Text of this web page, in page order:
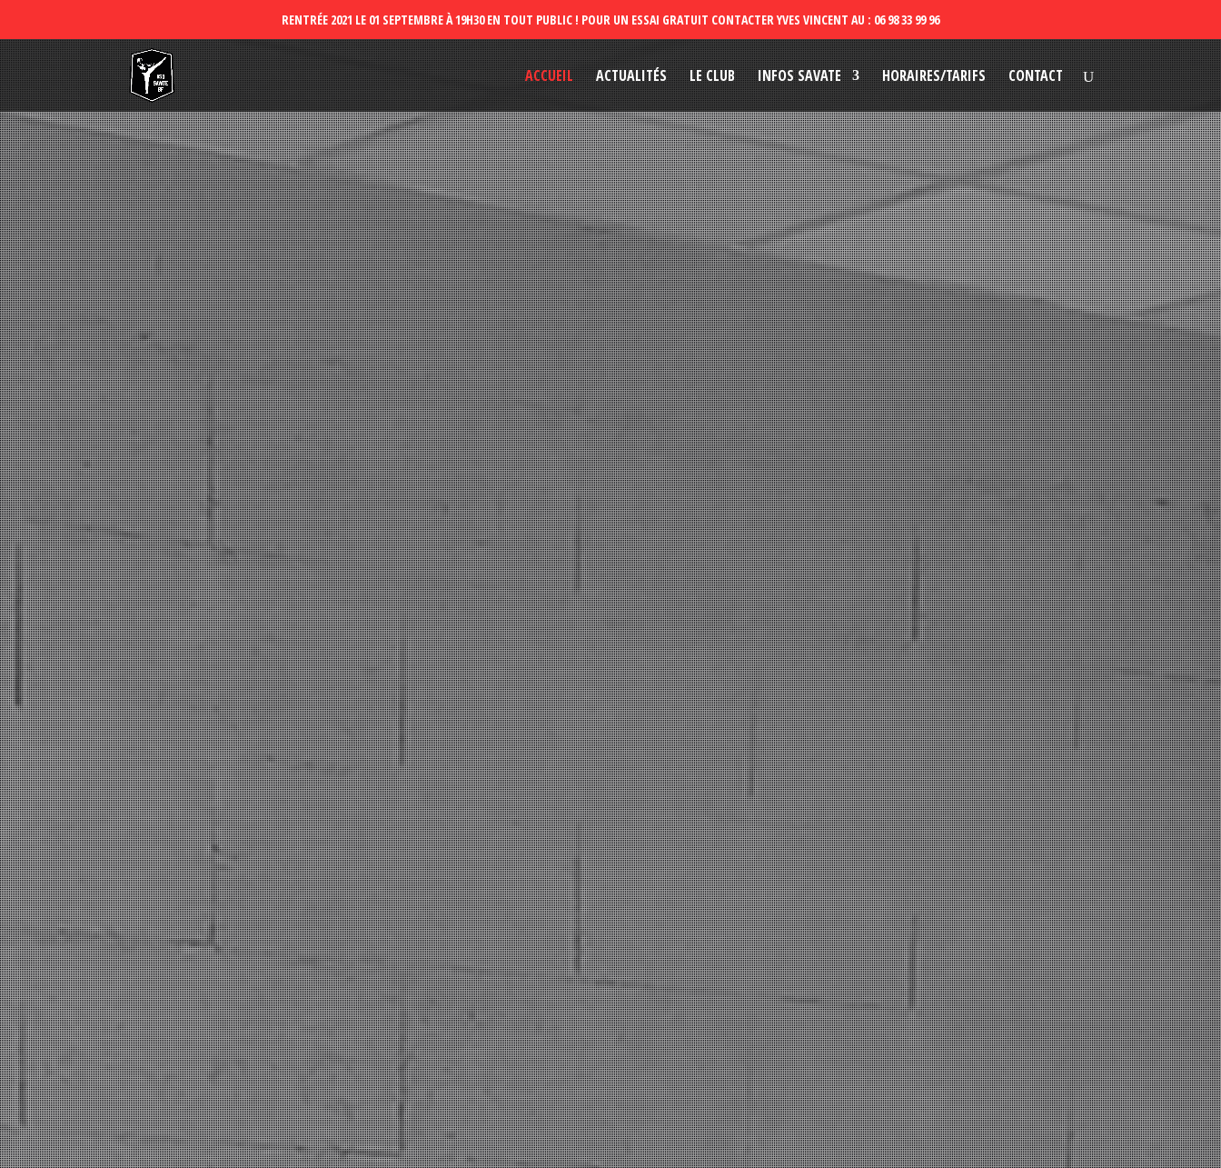
ACCUEIL ACTUALITÉS LE CLUB INFOS SAVATE HORAIRES/TARIFS CONTACT